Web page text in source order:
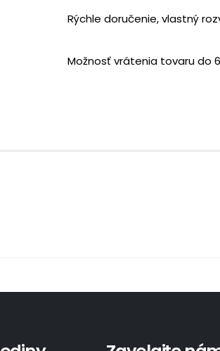
Rýchle doručenie, vlastný
Možnosť vrátenia tovaru do